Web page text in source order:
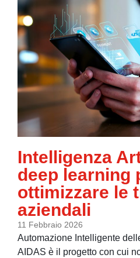
Intelligenza
deep learning
ottimizzare le
aziendali
11 Febbraio 2026
Automazione Intelligente
AIDAS è il progetto con cui